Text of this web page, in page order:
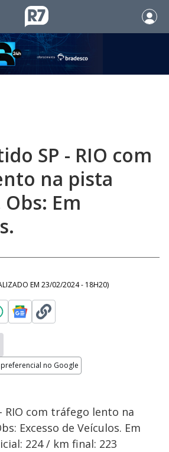
SP - RIO com
na pista
Em
EM 23/02/2024 - 18H20)
no Google
RIO com tráfego lento na
Excesso de Veículos. Em
224 / km final: 223